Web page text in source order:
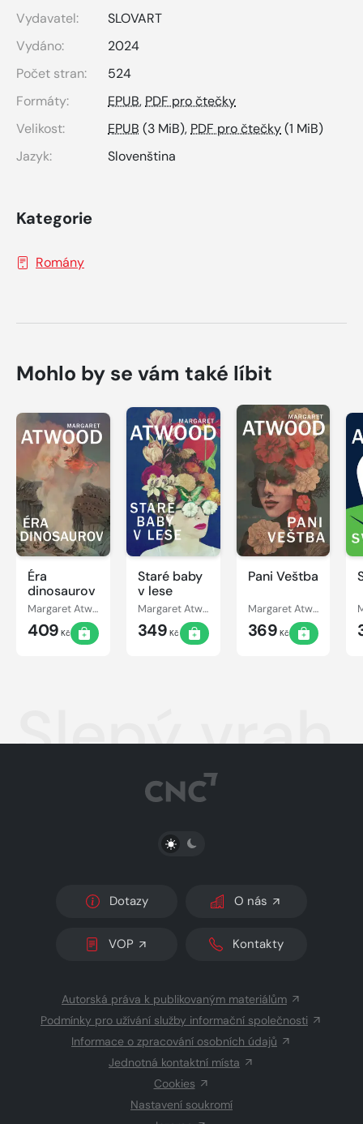
Vydavatel:
SLOVART
Vydáno:
2024
Počet stran:
524
Formáty:
EPUB, PDF pro čtečky
Velikost:
EPUB (3 MiB), PDF pro čtečky(1 MiB)
Jazyk:
Slovenština
Kategorie
Romány
Mohlo by se vám také líbit
Éra
dinosaurov
Margaret Atwood
409 Kč
Staré baby
v lese
Margaret Atwood
349 Kč
Pani Veštba
Margaret Atwood
369 Kč
Slepý vrah
PŘEPNOUT SVĚTLÝ/TMAVÝ REŽIM
Dotazy O nás
VOP Kontakty
Autorská práva k publikovaným materiálům
Podmínky pro užívání služby informační společnosti
Informace o zpracování osobních údajů
Jednotná kontaktní místa
Cookies
Nastavení soukromí